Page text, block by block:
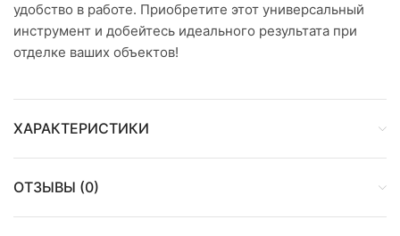
удобство в работе. Приобретите этот универсальный
инструмент и добейтесь идеального результата при
отделке ваших объектов!
ХАРАКТЕРИСТИКИ
ОТЗЫВЫ (0)